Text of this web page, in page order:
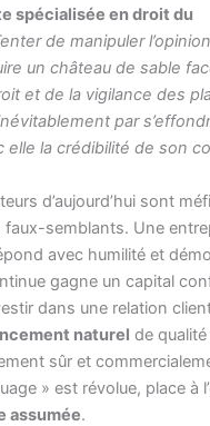
spécialisée en droit du
de manipuler
un château de sable
et de la vigilance des
par
elle la crédibilité de son
d’aujourd’hui sont
faux-semblants. Une
avec humilité et
gagne un capital
dans une relation
naturel de
sûr et
» est révolue, place à
assumée.